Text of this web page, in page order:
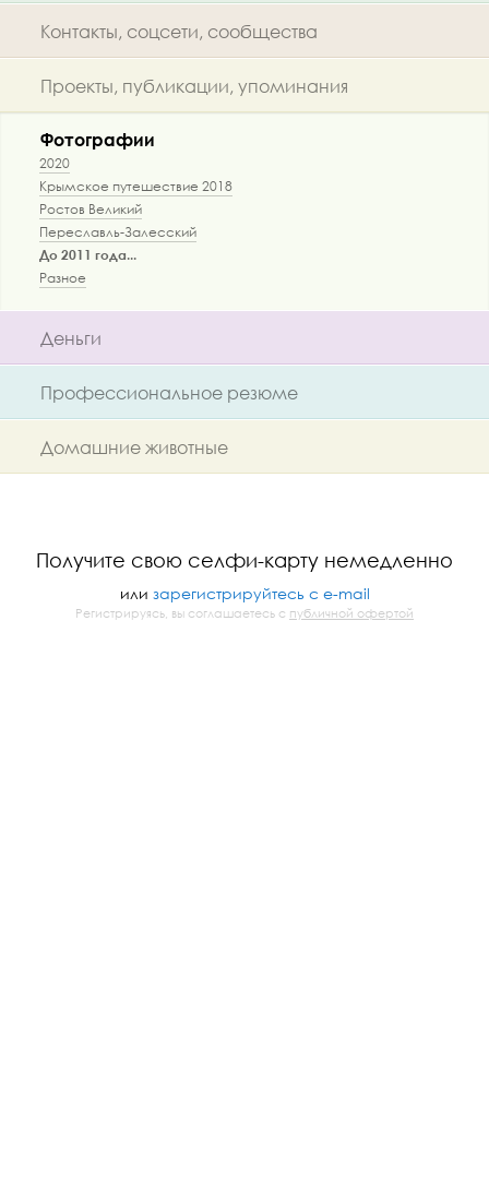
Контакты, соцсети, сообщества
Проекты, публикации, упоминания
Фотографии
2020
Крымское путешествие 2018
Ростов Великий
Переславль-Залесский
До 2011 года...
Разное
Деньги
Профессиональное резюме
Домашние животные
Получите свою селфи-карту немедленно
или зарегистрируйтесь с e-mail
Регистрируясь, вы соглашаетесь с публичной офертой